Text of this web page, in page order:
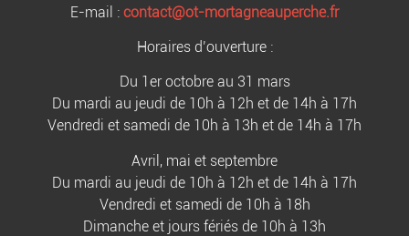
E-mail : contact@ot-mortagneauperche.fr
Horaires d’ouverture :
Du 1er octobre au 31 mars
Du mardi au jeudi de 10h à 12h et de 14h à 17h
Vendredi et samedi de 10h à 13h et de 14h à 17h
Avril, mai et septembre
Du mardi au jeudi de 10h à 12h et de 14h à 17h
Vendredi et samedi de 10h à 18h
Dimanche et jours fériés de 10h à 13h